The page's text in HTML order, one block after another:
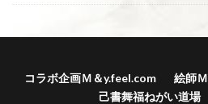
コラボ企画Ｍ＆y.feel.com 絵師
己書舞福ねがい道場